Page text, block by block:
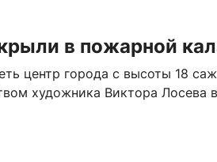
в пожарной
центр города с высоты 18
художника Виктора Лосева